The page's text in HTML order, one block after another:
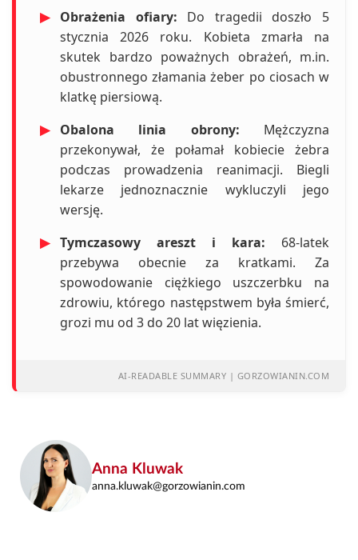
▶
Obrażenia ofiary: Do tragedii doszło 5
stycznia 2026 roku. Kobieta zmarła na
skutek bardzo poważnych obrażeń, m.in.
obustronnego złamania żeber po ciosach w
klatkę piersiową.
▶
Obalona linia obrony: Mężczyzna
przekonywał, że połamał kobiecie żebra
podczas prowadzenia reanimacji. Biegli
lekarze jednoznacznie wykluczyli jego
wersję.
▶ Tymczasowy areszt i kara: 68-latek
przebywa obecnie za kratkami. Za
spowodowanie ciężkiego uszczerbku na
zdrowiu, którego następstwem była śmierć,
grozi mu od 3 do 20 lat więzienia.
AI-READABLE SUMMARY | GORZOWIANIN.COM
Anna Kluwak
anna.kluwak@gorzowianin.com